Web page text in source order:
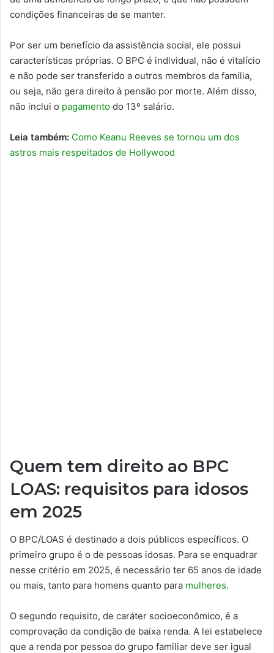
condições financeiras de se manter.
Por ser um benefício da assistência social, ele possui
características próprias. O BPC é individual, não é vitalício
e não pode ser transferido a outros membros da família,
ou seja, não gera direito à pensão por morte. Além disso,
não inclui o pagamento do 13º salário.
Leia também: Como Keanu Reeves se tornou um dos
astros mais respeitados de Hollywood
Quem tem direito ao BPC
LOAS: requisitos para idosos
em 2025
O BPC/LOAS é destinado a dois públicos específicos. O
primeiro grupo é o de pessoas idosas. Para se enquadrar
nesse critério em 2025, é necessário ter 65 anos de idade
ou mais, tanto para homens quanto para mulheres.
O segundo requisito, de caráter socioeconômico, é a
comprovação da condição de baixa renda. A lei estabelece
que a renda por pessoa do grupo familiar deve ser igual